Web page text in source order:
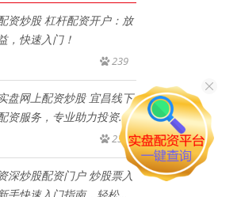
资炒股 杠杆配资开户：放
，快速入门！
239
盘网上配资炒股 宜昌线下
资服务，专业助力投资者
238
深炒股配资门户 炒股票入